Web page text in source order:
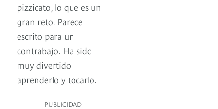
pizzicato, lo que es un
gran reto. Parece
escrito para un
contrabajo. Ha sido
muy divertido
aprenderlo y tocarlo.
PUBLICIDAD